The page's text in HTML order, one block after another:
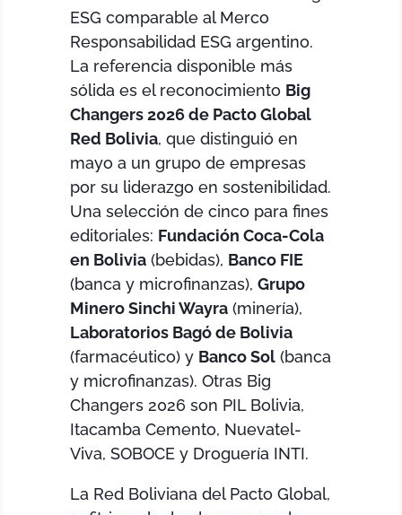
ESG comparable al Merco
Responsabilidad ESG argentino.
La referencia disponible más
sólida es el reconocimiento Big
Changers 2026 de Pacto Global
Red Bolivia, que distinguió en
mayo a un grupo de empresas
por su liderazgo en sostenibilidad.
Una selección de cinco para fines
editoriales: Fundación Coca-Cola
en Bolivia (bebidas), Banco FIE
(banca y microfinanzas),Grupo
Minero Sinchi Wayra (minería),
Laboratorios Bagó de Bolivia
(farmacéutico) y Banco Sol (banca
y microfinanzas). Otras Big
Changers 2026 son PIL Bolivia,
Itacamba Cemento, Nuevatel-
Viva, SOBOCE y Droguería INTI.
La Red Boliviana del Pacto Global,